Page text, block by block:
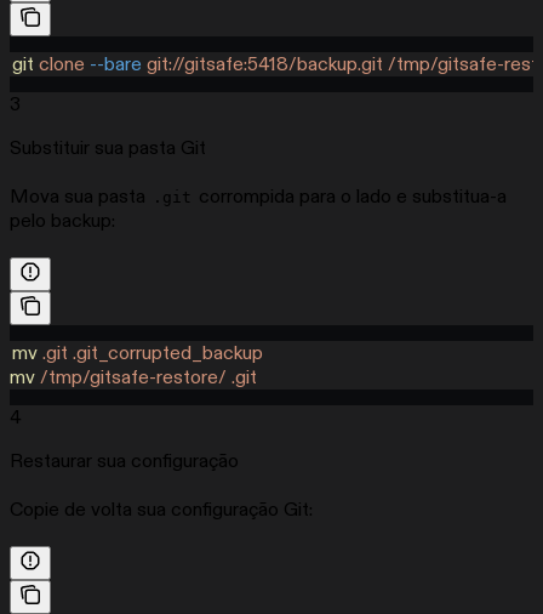
git clone --bare git://gitsafe:5418/backup.git /tmp/gitsafe-
3
Substituir sua pasta Git
Mova sua pasta
.git corrompida para o lado e substitua-a
pelo backup:
mv .git .git_corrupted_backup
mv /tmp/gitsafe-restore/ .git
4
Restaurar sua configuração
Copie de volta sua configuração Git: